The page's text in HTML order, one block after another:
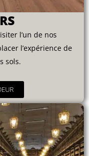
l’un de nos
l’expérience de
sols.